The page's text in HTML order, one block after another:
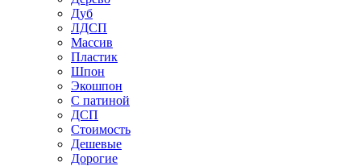
Дуб
ЛДСП
Массив
Пластик
Шпон
Экошпон
С патиной
ДСП
Стоимость
Дешевые
Дорогие